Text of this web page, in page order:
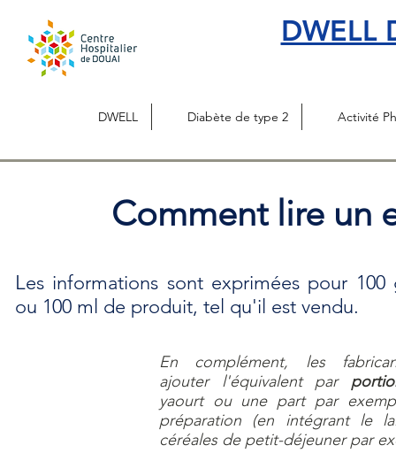
DWELL
DWELL Diabète de type 2 Activité
Comment lire un
Les informations sont exprimées pour 100
ou 100 ml de produit, tel qu'il est vendu.
En complément, les
ajouter l'équivalent par
yaourt ou une part par
préparation (en intégrant le
céréales de petit-déjeuner par